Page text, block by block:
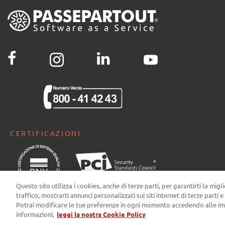
CERTIFICAZIONI
Questo sito utilizza i cookies, anche di terze parti, per garantirti la
traffico, mostrarti annunci personalizzati sui siti internet di terze parti
Potrai modificare le tue preferenze in ogni momento accedendo alle
informazioni, leggi la nostra Cookie Policy